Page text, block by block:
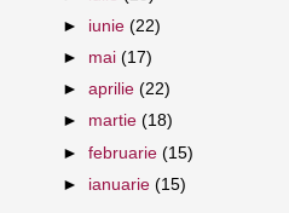
► iunie(22)
► mai(17)
►aprilie(22)
► martie(18)
►februarie(15)
► ianuarie(15)